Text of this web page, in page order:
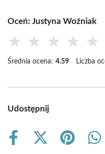
Oceń: Justyna Woźniak
★ ★ ★ ★ ★
Średnia ocena: 4.59 Liczba
Udostępnij
Share
Share
Share